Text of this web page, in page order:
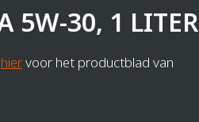
5W-30, 1 LITER
hiervoor het productblad van